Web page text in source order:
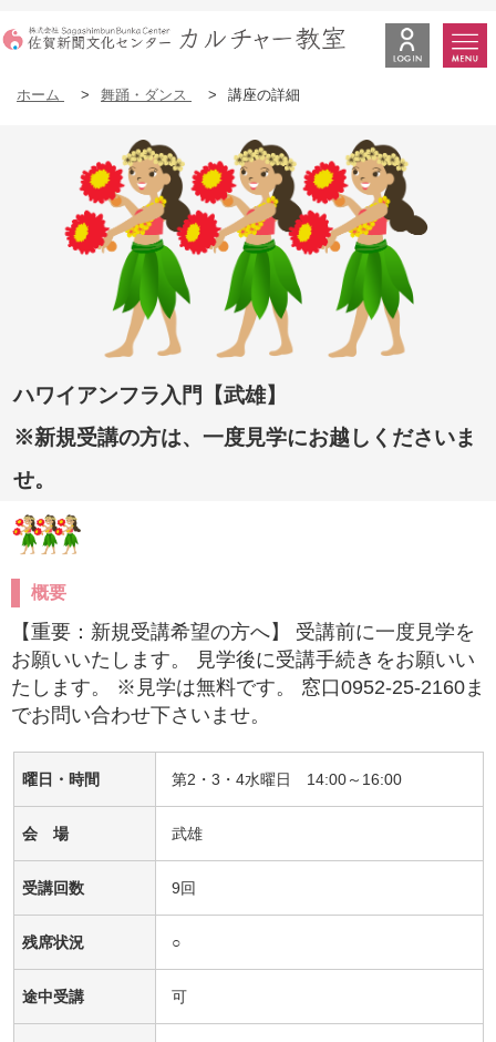
ホーム > 舞踊・ダンス > 講座の詳細
ハワイアンフラ入門【武雄】
※新規受講の方は、一度見学にお越しくださいま
せ。
概要
【重要：新規受講希望の方へ】 受講前に一度見学を
お願いいたします。 見学後に受講手続きをお願いい
たします。 ※見学は無料です。 窓口0952-25-2160ま
でお問い合わせ下さいませ。
曜日・時間 第2・3・4水曜日 14:00～16:00
会 場 武雄
受講回数 9回
残席状況 ○
途中受講 可